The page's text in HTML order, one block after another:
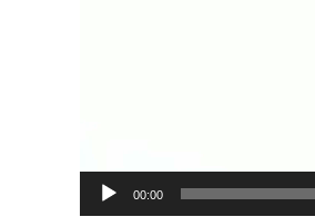
00:00